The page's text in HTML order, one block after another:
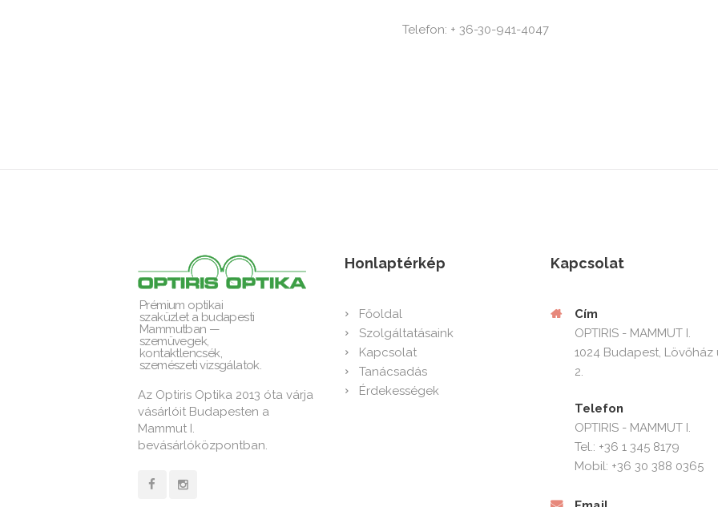
Telefon: + 36-30-941-4047
Prémium optikai
szaküzlet a budapesti
Mammutban —
szemüvegek,
kontaktlencsék,
szemészeti vizsgálatok.
Az Optiris Optika 2013 óta várja
vásárlóit Budapesten a
Mammut I.
bevásárlóközpontban.
Honlaptérkép
Főoldal
Szolgáltatásaink
Kapcsolat
Tanácsadás
Érdekességek
Kapcsolat
Cím
OPTIRIS - MAMMUT I.
1024 Budapest, Lövőház
2.
Telefon
OPTIRIS - MAMMUT I.
Tel.: +36 1 345 8179
Mobil: +36 30 388 0365